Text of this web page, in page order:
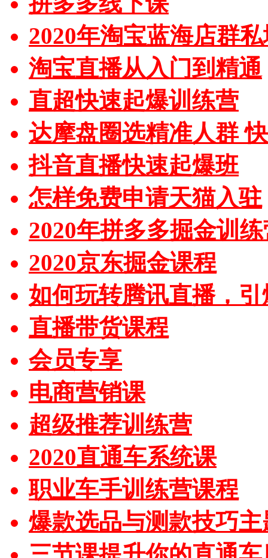
2020年淘宝蓝海店群
淘宝直播从入门到精通
直超快速起爆训练营
达摩盘圈选精准人群
抖音直播快速起爆班
怎样免费申请天猫入驻
2020年拼多多掘金训
2020京东掘金课程
如何玩转腾讯直播，
直播带货课程
会员专享
电商营销课
超级推荐训练营
2020直通车系统课
职业车手训练营课程
爆款选品与测款技巧主